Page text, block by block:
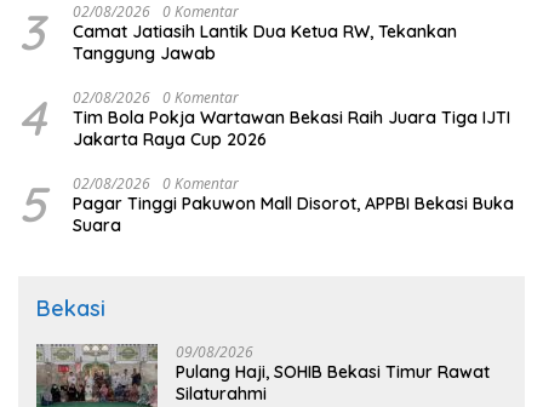
3 02/08/2026 0 Komentar
Camat Jatiasih Lantik Dua Ketua RW, Tekankan
Tanggung Jawab
4 02/08/2026 0 Komentar
Tim Bola Pokja Wartawan Bekasi Raih Juara Tiga IJTI
Jakarta Raya Cup 2026
5 02/08/2026 0 Komentar
Pagar Tinggi Pakuwon Mall Disorot, APPBI Bekasi Buka
Suara
Bekasi
09/08/2026
Pulang Haji, SOHIB Bekasi Timur Rawat
Silaturahmi